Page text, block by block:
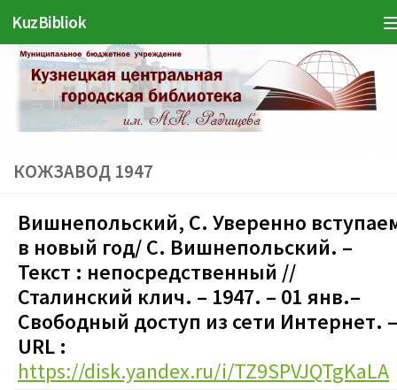
Перейти к содержимому
KuzBibliok
КОЖЗАВОД 1947
Вишнепольский, С. Уверенно
в новый год/ С. Вишнепольский. –
Текст : непосредственный //
Сталинский клич. – 1947. – 01 янв.–
Свободный доступ из сети Интернет. –
URL :
https://disk.yandex.ru/i/TZ9SPVJQTgKaLA